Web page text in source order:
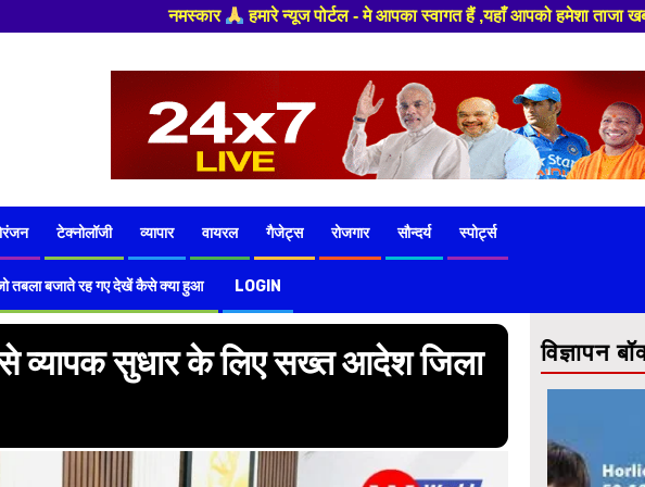
- मे आपका स्वागत हैं ,यहाँ आपको हमेशा ताजा खबरों से रूबरू कराया जाएगा , खबर ओर
टेक्नोलॉजी व्यापार वायरल गैजेट्स रोजगार सौन्दर्य स्पोर्ट्स
जो तबला बजाते रह गए देखें कैसे क्या हुआ LOGIN
व्यापक सुधार के लिए सख्त आदेश जिला
विज्ञापन